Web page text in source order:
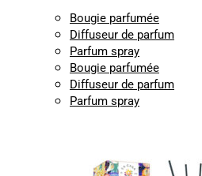
Bougie parfumée
Diffuseur de parfum
Parfum spray
Bougie parfumée
Diffuseur de parfum
Parfum spray